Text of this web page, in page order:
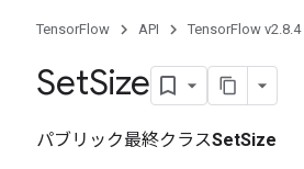
TensorFlow API TensorFlow v2.8.4
SetSize
パブリック最終クラスSetSize